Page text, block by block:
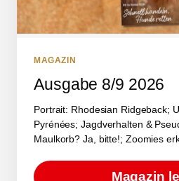
MAGAZIN
Ausgabe 8/9 2026
Portrait: Rhodesian Ridgeback;
Pyrénées; Jagdverhalten &
Maulkorb? Ja, bitte!; Zoomies
Magazin